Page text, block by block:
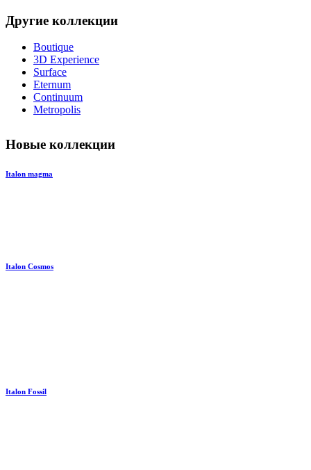
Другие коллекции
Boutique
3D Experience
Surface
Eternum
Continuum
Metropolis
Новые коллекции
Italon magma
Italon Cosmos
Italon Fossil